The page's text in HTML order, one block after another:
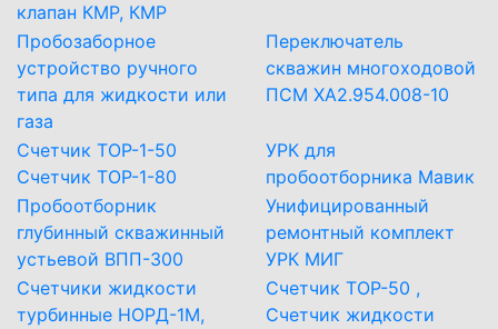
клапан КМР, КМР
Пробозаборное
устройство ручного
типа для жидкости или
газа
Переключатель
скважин многоходовой
ПСМ ХА2.954.008-10
Счетчик ТОР-1-50
Счетчик ТОР-1-80
УРК для
пробоотборника Мавик
Пробоотборник
глубинный скважинный
устьевой ВПП-300
Унифицированный
ремонтный комплект
УРК МИГ
Счетчики жидкости
турбинные НОРД-1М,
Счетчик ТОР-50 ,
Счетчик жидкости